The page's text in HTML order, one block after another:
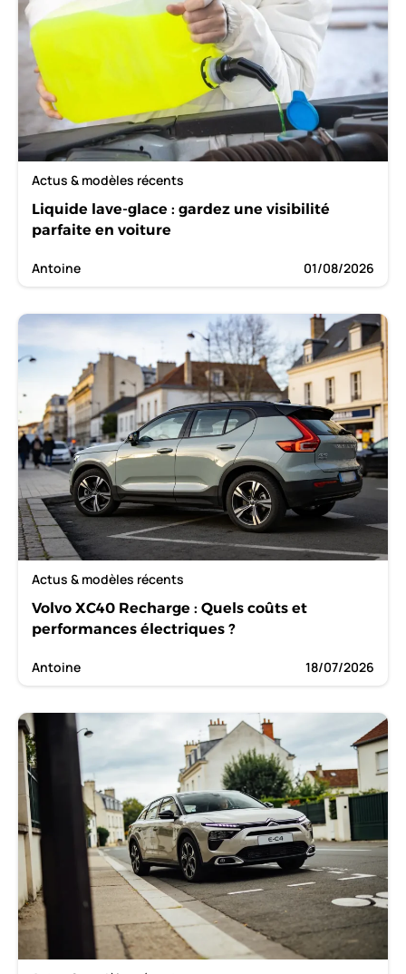
Actus & modèles récents
Liquide lave-glace : gardez une visibilité
parfaite en voiture
Antoine 01/08/2026
Actus & modèles récents
Volvo XC40 Recharge : Quels coûts et
performances électriques ?
Antoine 18/07/2026